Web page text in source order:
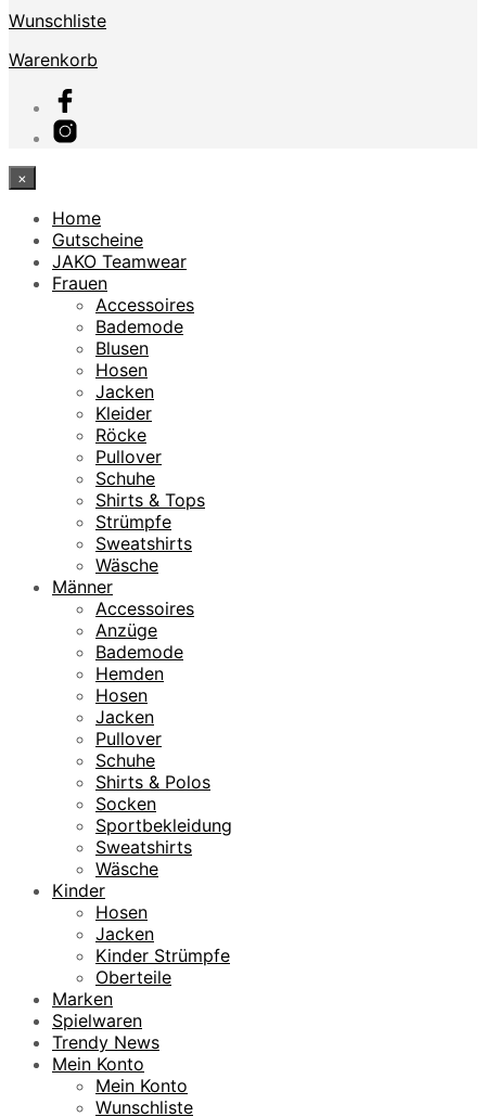
Wunschliste
Warenkorb
×
Home
Gutscheine
JAKO Teamwear
Frauen
Accessoires
Bademode
Blusen
Hosen
Jacken
Kleider
Röcke
Pullover
Schuhe
Shirts & Tops
Strümpfe
Sweatshirts
Wäsche
Männer
Accessoires
Anzüge
Bademode
Hemden
Hosen
Jacken
Pullover
Schuhe
Shirts & Polos
Socken
Sportbekleidung
Sweatshirts
Wäsche
Kinder
Hosen
Jacken
Kinder Strümpfe
Oberteile
Marken
Spielwaren
Trendy News
Mein Konto
Mein Konto
Wunschliste